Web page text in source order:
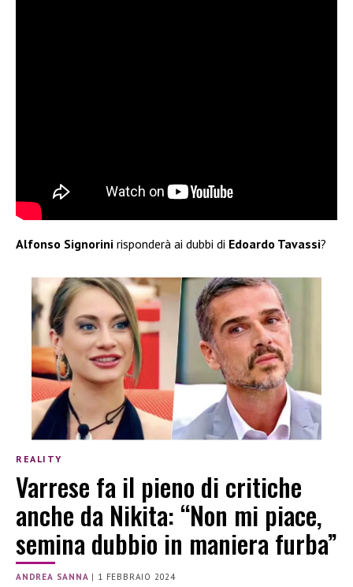
Alfonso Signorini risponderà ai dubbi di Edoardo Tavassi?
REALITY
Varrese fa il pieno di critiche
anche da Nikita: “Non mi piace,
semina dubbio in maniera furba”
ANDREA SANNA | 1 FEBBRAIO 2024